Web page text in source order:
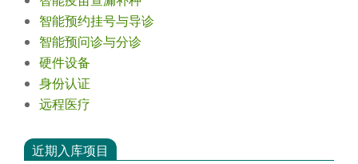
智能预约挂号与导诊
智能预问诊与分诊
硬件设备
身份认证
远程医疗
近期入库项目